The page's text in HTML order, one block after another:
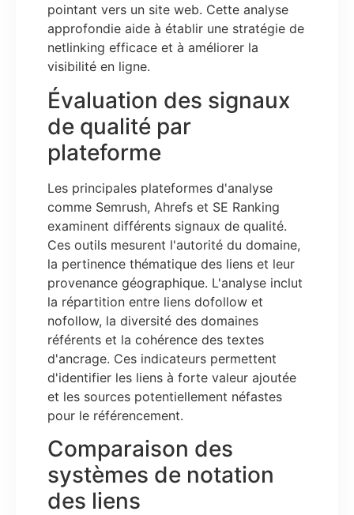
pointant vers un site web. Cette analyse
approfondie aide à établir une stratégie de
netlinking efficace et à améliorer la
visibilité en ligne.
Évaluation des signaux
de qualité par
plateforme
Les principales plateformes d'analyse
comme Semrush, Ahrefs et SE Ranking
examinent différents signaux de qualité.
Ces outils mesurent l'autorité du domaine,
la pertinence thématique des liens et leur
provenance géographique. L'analyse inclut
la répartition entre liens dofollow et
nofollow, la diversité des domaines
référents et la cohérence des textes
d'ancrage. Ces indicateurs permettent
d'identifier les liens à forte valeur ajoutée
et les sources potentiellement néfastes
pour le référencement.
Comparaison des
systèmes de notation
des liens